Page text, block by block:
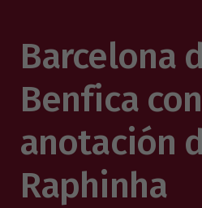
Barcelona
Benfica con
anotación
Raphinha